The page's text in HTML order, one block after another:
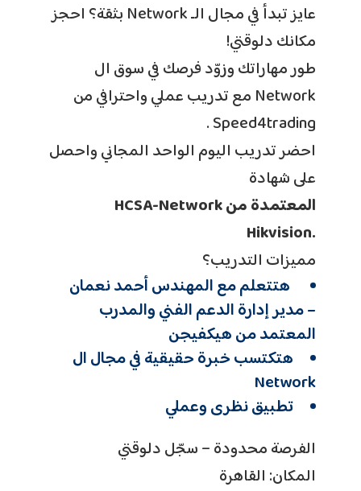
عايز تبدأ في مجال الـ Network بثقة؟ احجز
مكانك دلوقتي!
طور مهاراتك وزوّد فرصك في سوق ال
Network مع تدريب عملي واحترافي من
Speed4trading .
احضر تدريب اليوم الواحد المجاني واحصل
على شهادة
HCSA-Network المعتمدة من
Hikvision.
مميزات التدريب؟
هتتعلم مع المهندس أحمد نعمان
– مدير إدارة الدعم الفني والمدرب
المعتمد من هيكفيجن
هتكتسب خبرة حقيقية في مجال ال
Network
تطبيق نظرى وعملي
الفرصة محدودة – سجّل دلوقتي
المكان: القاهرة